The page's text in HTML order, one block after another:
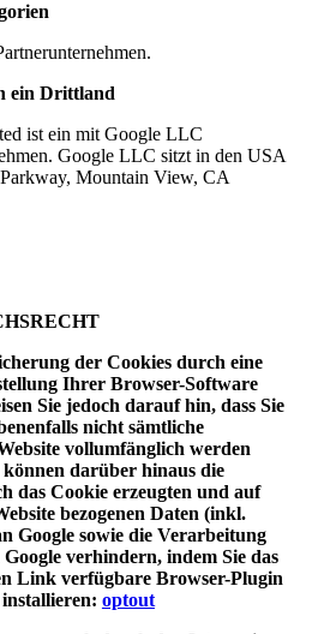
ein Drittland
ist ein mit Google LLC
Google LLC sitzt in den USA
Mountain View, CA
der Cookies durch eine
Ihrer Browser-Software
Sie jedoch darauf hin, dass Sie
nicht sämtliche
vollumfänglich werden
darüber hinaus die
das Cookie erzeugten und auf
bezogenen Daten (inkl.
Google sowie die Verarbeitung
verhindern, indem Sie das
Link verfügbare Browser-Plugin
optout